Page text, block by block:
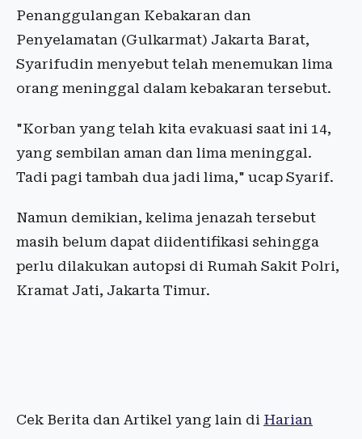
Penanggulangan Kebakaran dan
Penyelamatan (Gulkarmat) Jakarta Barat,
Syarifudin menyebut telah menemukan lima
orang meninggal dalam kebakaran tersebut.
"Korban yang telah kita evakuasi saat ini 14,
yang sembilan aman dan lima meninggal.
Tadi pagi tambah dua jadi lima," ucap Syarif.
Namun demikian, kelima jenazah tersebut
masih belum dapat diidentifikasi sehingga
perlu dilakukan autopsi di Rumah Sakit Polri,
Kramat Jati, Jakarta Timur.
Cek Berita dan Artikel yang lain di Harian